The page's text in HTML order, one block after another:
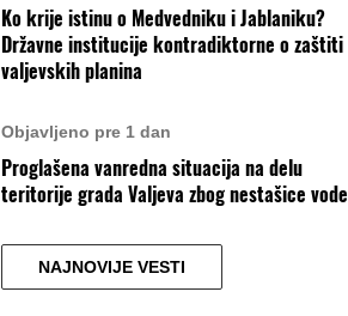
Ko krije istinu o Medvedniku i Jablaniku?
Državne institucije kontradiktorne o zaštiti
valjevskih planina
Objavljeno pre 1 dan
Proglašena vanredna situacija na delu
teritorije grada Valjeva zbog nestašice vode
NAJNOVIJE VESTI